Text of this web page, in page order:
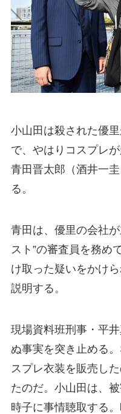
小山田は殺された優
で、やはりコスプレ
青田晋太郎（酒井一
る。
青田は、優里の会社
スト”の審査員を務め
け取った疑いをかけ
説明する。
現場資料班刑事・平
ぬ事実を突き止める
スプレ衣装を販売し
たのだ。小山田は、
時子に事情聴取する